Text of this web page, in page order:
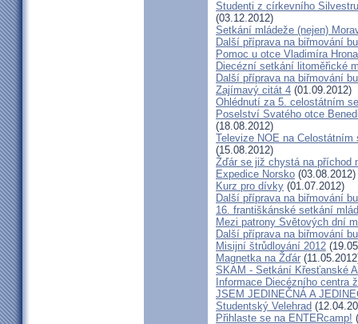
Studenti z církevního
(03.12.2012)
Setkání mládeže (nejen)
Další příprava na biřmování
Pomoc u otce Vladimíra Hrona
Diecézní setkání litoměřické
Další příprava na biřmování
Zajímavý citát 4 (01.09.2012)
Ohlédnutí za 5. celostátním
Poselství Svatého otce
(18.08.2012)
Televize NOE na
(15.08.2012)
Žďár se již chystá na příchod
Expedice Norsko (03.08.2012)
Kurz pro dívky (01.07.2012)
Další příprava na biřmování
16. františkánské setkání
Mezi patrony Světových dní
Další příprava na biřmování
Misijní štrůdlování 2012
Magnetka na Žďár
SKAM - Setkání Křesťanské
Informace Diecézního centra
JSEM JEDINEČNÁ A
Studentský Velehrad
Přihlaste se na ENTERcamp!